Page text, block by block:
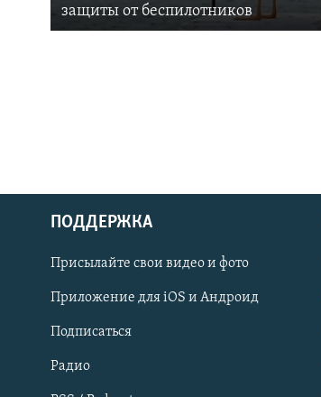
Українською
Qırımtatar
ПРИСОЕДИНЯЙТЕСЬ!
защиты от беспилотников
ПОДДЕРЖКА
Присылайте свои видео и фото
Приложение для iOS и Андроид
Подписаться
Радио